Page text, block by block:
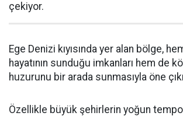
çekiyor.
Ege Denizi kıyısında yer alan bölge,
hayatının sunduğu imkanları hem de
huzurunu bir arada sunmasıyla öne
Özellikle büyük şehirlerin yoğun